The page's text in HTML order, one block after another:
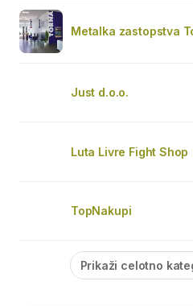
Metalka zastopstva
Just d.o.o.
Luta Livre Fight Shop
TopNakupi
Prikaži celotno